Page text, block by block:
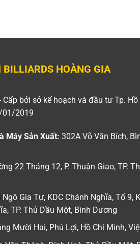
BILLIARDS HOÀNG GIA
Cấp bởi sở kế hoạch và đầu tư Tp. Hồ
01/2019
Máy Sản Xuất: 302A Võ Văn Bích,
22 Tháng 12, P. Thuận Giao, TP.
Gia Tự, KDC Chánh Nghĩa, Tổ 9,
TP. Thủ Dầu Một, Bình Dương
Mười Hai, Phú Lợi, Hồ Chí Minh,